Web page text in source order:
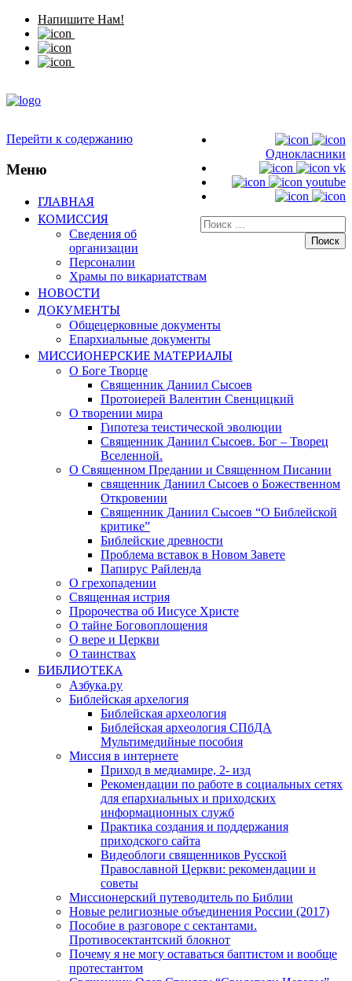
Напишите Нам!
Однокласники
vk
youtube
Искать:
Перейти к содержанию
Меню
ГЛАВНАЯ
КОМИССИЯ
Сведения об
организации
Персоналии
Храмы по викариатствам
НОВОСТИ
ДОКУМЕНТЫ
Общецерковные документы
Епархиальные документы
МИССИОНЕРСКИЕ МАТЕРИАЛЫ
О Боге Творце
Священник Даниил Сысоев
Протоиерей Валентин Свенцицкий
О творении мира
Гипотеза теистической эволюции
Священник Даниил Сысоев. Бог – Творец
Вселенной.
О Священном Предании и Священном Писании
священник Даниил Сысоев о Божественном
Откровении
Священник Даниил Сысоев “О Библейской
критике”
Библейские древности
Проблема вставок в Новом Завете
Папирус Райленда
О грехопадении
Священная истрия
Пророчества об Иисусе Христе
О тайне Боговоплощения
О вере и Церкви
О таинствах
БИБЛИОТЕКА
Азбука.ру
Библейская архелогия
Библейская археология
Библейская археология СПбДА
Мультимедийные пособия
Миссия в интернете
Приход в медиамире, 2- изд
Рекомендации по работе в социальных сетях
для епархиальных и приходских
информационных служб
Практика создания и поддержания
приходского сайта
Видеоблоги священников Русской
Православной Церкви: рекомендации и
советы
Миссионерский путеводитель по Библии
Новые религиозные объединения России (2017)
Пособие в разговоре с сектантами.
Противосектантский блокнот
Почему я не могу оставаться баптистом и вообще
протестантом